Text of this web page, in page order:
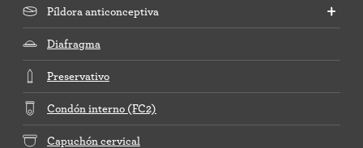
Píldora anticonceptiva
Diafragma
Preservativo
Condón interno (FC2)
Capuchón cervical